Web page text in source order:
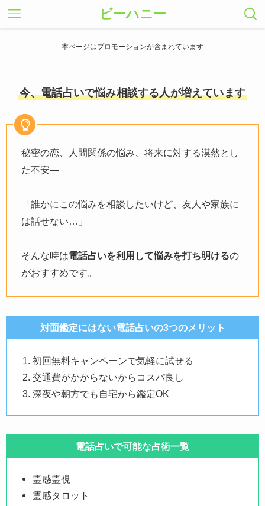
ビーハニー
本ページはプロモーションが含まれています
今、電話占いで悩み相談する人が増えています
秘密の恋、人間関係の悩み、将来に対する漠然とし
た不安―
「誰かにこの悩みを相談したいけど、友人や家族に
は話せない…」
そんな時は電話占いを利用して悩みを打ち明けるの
がおすすめです。
対面鑑定にはない電話占いの3つのメリット
初回無料キャンペーンで気軽に試せる
交通費がかからないからコスパ良し
深夜や朝方でも自宅から鑑定OK
電話占いで可能な占術一覧
霊感霊視
霊感タロット